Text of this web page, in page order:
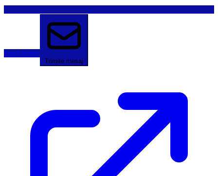
Sună acum
Trimite mesaj